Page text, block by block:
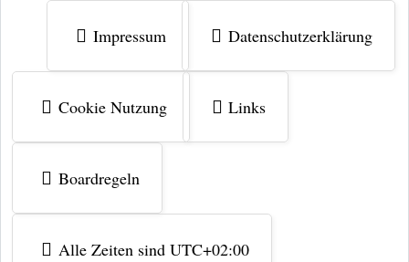
Impressum Datenschutzerklärung
Cookie Nutzung Links
Boardregeln
Alle Zeiten sind UTC+02:00